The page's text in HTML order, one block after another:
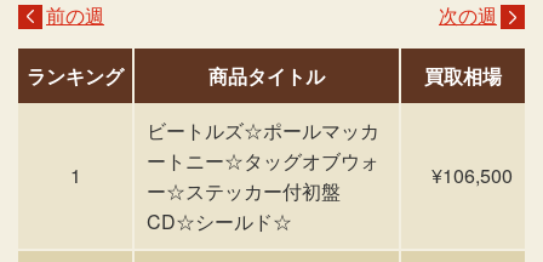
前の週
次の週
ランキング 商品タイトル 買取相場
1
ビートルズ☆ポールマッカ
ートニー☆タッグオブウォ
ー☆ステッカー付初盤
CD☆シールド☆
¥106,500